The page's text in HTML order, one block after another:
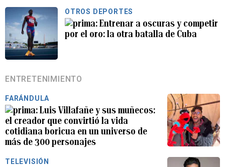
OTROS DEPORTES
Entrenar a oscuras y competir
por el oro: la otra batalla de Cuba
ENTRETENIMIENTO
FARÁNDULA
Luis Villafañe y sus muñecos:
el creador que convirtió la vida
cotidiana boricua en un universo de
más de 300 personajes
TELEVISIÓN